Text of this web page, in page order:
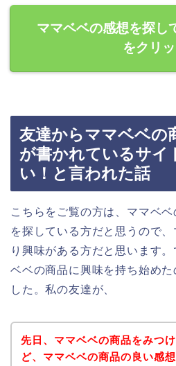
ママベベの感想を探し
をクリ
友達からママベベの
が書かれているサイ
い！と言われた話
こちらをご覧の方は、ママベ
を探している方だと思うので
り興味がある方だと思います
ベベの商品に興味を持ち始め
した。私の友達が、
先日、ママベベの商品をみつ
ど、ママベベの商品の良い感